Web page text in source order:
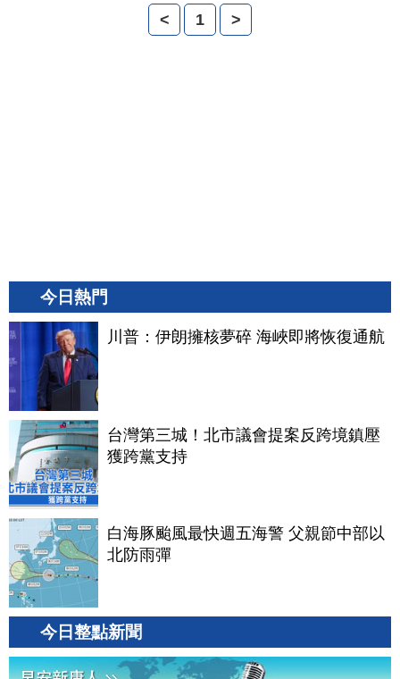
< 1 >
今日熱門
川普：伊朗擁核夢碎 海峽即將恢復通航
台灣第三城！北市議會提案反跨境鎮壓
獲跨黨支持
白海豚颱風最快週五海警 父親節中部以
北防雨彈
今日整點新聞